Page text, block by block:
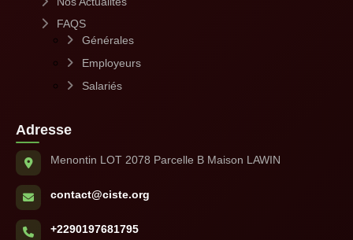
FAQS
Générales
Employeurs
Salariés
Adresse
Menontin LOT 2078 Parcelle B Maison LAWIN
contact@ciste.org
+2290197681795